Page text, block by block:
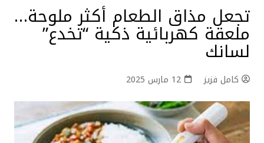
تجعل مذاق الطعام أكثر ملوحة…
ملعقة كهربائية ذكية “تخدع”
لسانك
كامل فزيز 12 مارس 2025